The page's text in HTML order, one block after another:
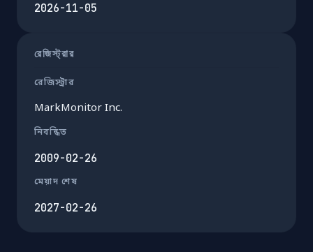
2026-11-05
রেজিস্ট্রার
রেজিস্ট্রার
MarkMonitor Inc.
নিবন্ধিত
2009-02-26
মেয়াদ শেষ
2027-02-26